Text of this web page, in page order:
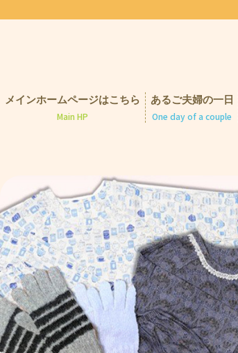
メインホームページはこちら
Main HP
あるご夫婦の一日
One day of a couple